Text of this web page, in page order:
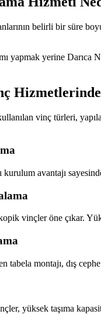
belirli bir süre
yapmak yerine Darıca
vinç türleri,
avantajı
vinçler öne çıkar.
tabela montajı, dış
yüksek taşıma